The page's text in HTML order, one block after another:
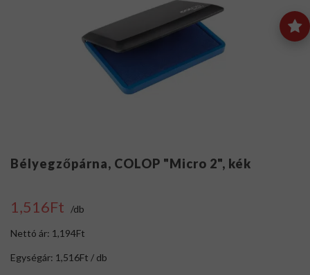
Bélyegzőpárna, COLOP "Micro 2", kék
1,516Ft /db
Nettó ár: 1,194Ft
Egységár: 1,516Ft / db